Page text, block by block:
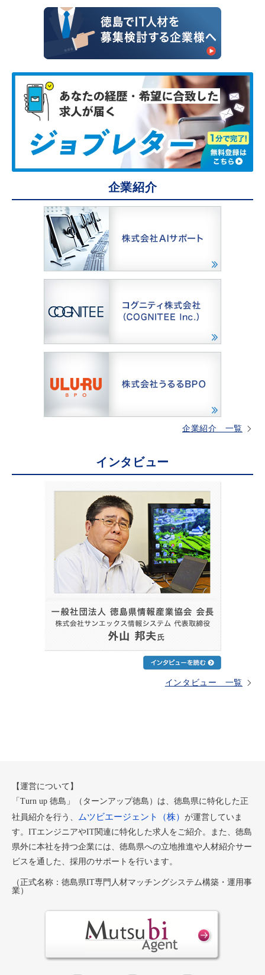
企業紹介
企業紹介 一覧
インタビュー
インタビュー 一覧
【運営について】
「Turn up 徳島」（ターンアップ徳島）は、徳島県に特化した正
社員紹介を行う、
ムツビエージェント（株） が運営していま
す。ITエンジニアやIT関連に特化した求人をご紹介。また、徳島
県外に本社を持つ企業には、徳島県への立地推進や人材紹介サー
ビスを通した、採用のサポートを行います。
（正式名称：徳島県IT専門人材マッチングシステム構築・運用事
業）